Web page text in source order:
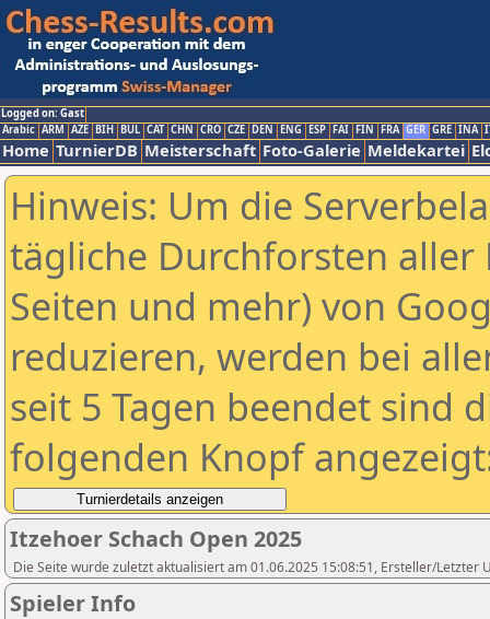
Logged on: Gast
Arabic ARM AZE BIH BUL CAT CHN CRO CZE DEN ENG ESP FAI FIN FRA GER GRE INA
Home TurnierDB Meisterschaft Foto-Galerie Meldekartei
Hinweis: Um die
tägliche Durchforsten aller
Seiten und mehr) von
reduzieren, werden bei
seit 5 Tagen beendet sind
folgenden Knopf
Itzehoer Schach Open 2025
Die Seite wurde zuletzt aktualisiert am 01.06.2025 15:08:51, Ersteller/Letzter
Spieler Info